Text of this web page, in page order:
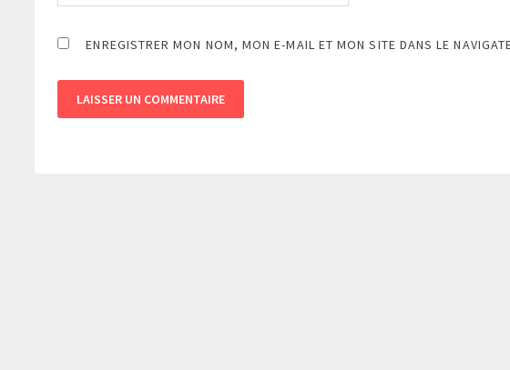
ENREGISTRER MON NOM, MON E-MAIL ET MON SITE DANS LE